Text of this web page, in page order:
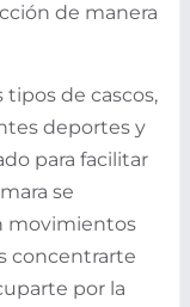
de manera
tipos de cascos,
deportes y
para facilitar
se
movimientos
concentrarte
por la